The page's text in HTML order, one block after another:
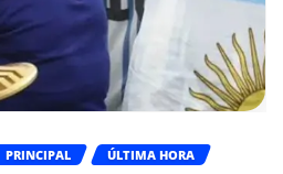
PRINCIPAL ÚLTIMA HORA